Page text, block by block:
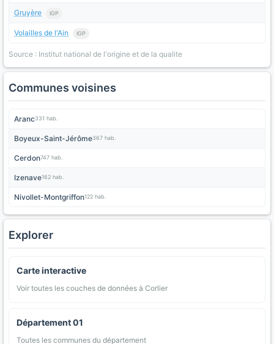
Gruyère IGP
Volailles de l'Ain IGP
Source : Institut national de l'origine et de la qualite
Communes voisines
Aranc331 hab.
Boyeux-Saint-Jérôme367 hab.
Cerdon747 hab.
Izenave162 hab.
Nivollet-Montgriffon122 hab.
Explorer
Carte interactive
Voir toutes les couches de données à Corlier
Département 01
Toutes les communes du département